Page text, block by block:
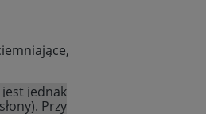
jest jednak
Przy